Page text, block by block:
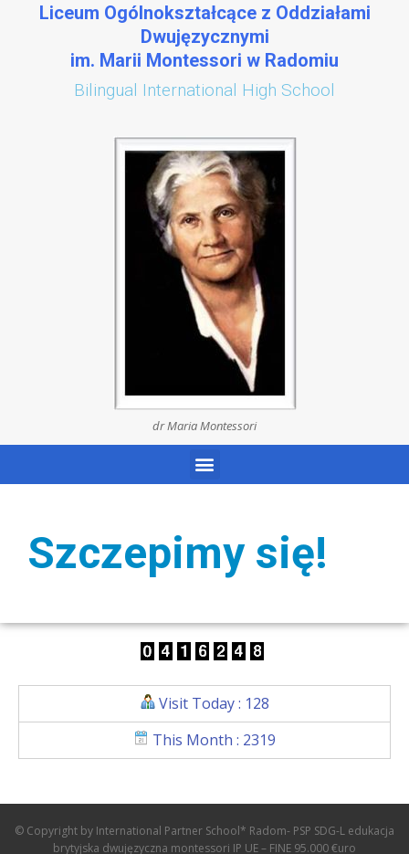
Liceum Ogólnokształcące z Oddziałami
Dwujęzycznymi
im. Marii Montessori w Radomiu
Bilingual International High School
dr Maria Montessori
Szczepimy się!
Visit Today : 128
This Month : 2319
© Copyright by International Partner School* Radom- PSP SDG-L edukacja
brytyjska dwujęzyczna montessori IP UE – FINE 95.000 €uro